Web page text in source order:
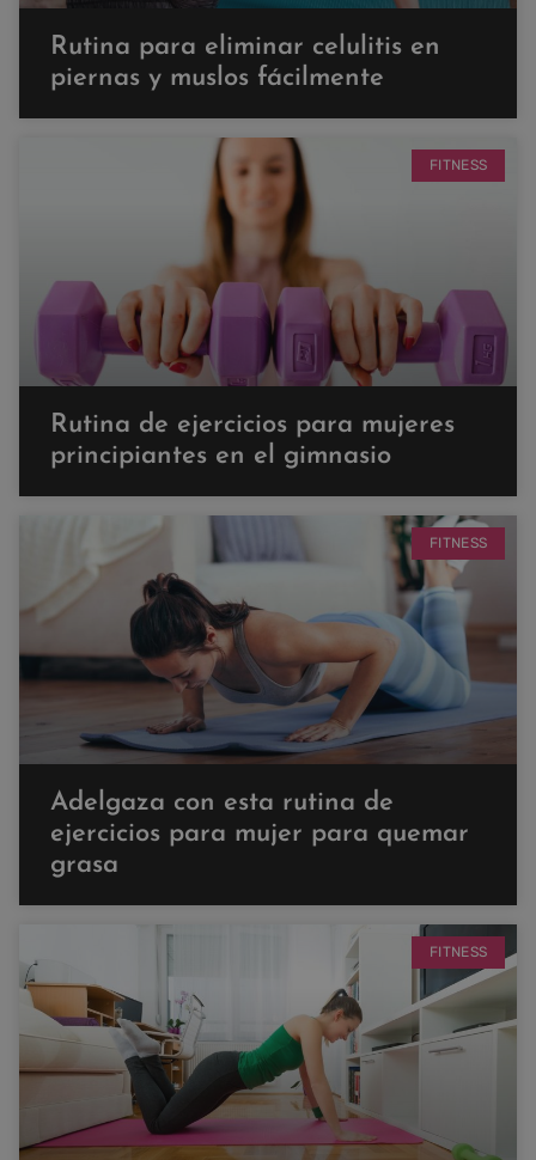
Rutina para eliminar celulitis en
piernas y muslos fácilmente
FITNESS
Rutina de ejercicios para mujeres
principiantes en el gimnasio
FITNESS
Adelgaza con esta rutina de
ejercicios para mujer para quemar
grasa
FITNESS